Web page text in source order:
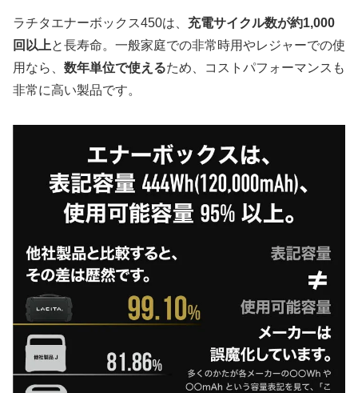
ラチタエナーボックス450は、 充電サイクル数が約1,000
回以上と長寿命。一般家庭での非常時用やレジャーでの使
用なら、 数年単位で使えるため、コストパフォーマンスも
非常に高い製品です。